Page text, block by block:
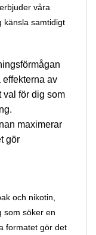
våra
känsla samtidigt
av
val för dig som
maximerar
gör
och nikotin,
som söker en
formatet gör det